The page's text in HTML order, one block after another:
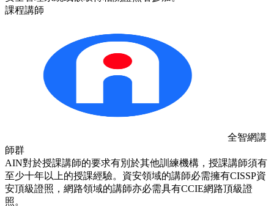
課程講師
全智網講
師群
AIN對於授課講師的要求有別於其他訓練機構，授課講師須有
至少十年以上的授課經驗。資安領域的講師必需擁有CISSP資
安頂級證照，網路領域的講師亦必需具有CCIE網路頂級證
照。